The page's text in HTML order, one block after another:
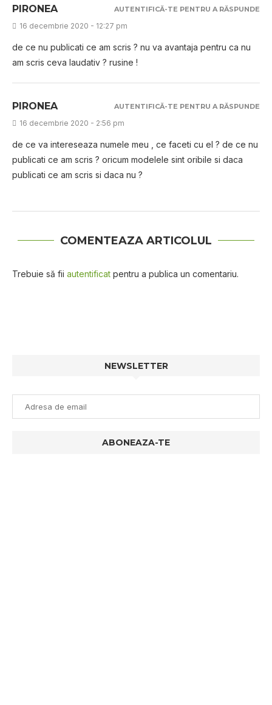
PIRONEA
16 decembrie 2020 - 12:27 pm
de ce nu publicati ce am scris ? nu va avantaja pentru ca nu
am scris ceva laudativ ? rusine !
AUTENTIFICĂ-TE PENTRU A RĂSPUNDE
PIRONEA
16 decembrie 2020 - 2:56 pm
de ce va intereseaza numele meu , ce faceti cu el ? de ce nu
publicati ce am scris ? oricum modelele sint oribile si daca
publicati ce am scris si daca nu ?
AUTENTIFICĂ-TE PENTRU A RĂSPUNDE
COMENTEAZA ARTICOLUL
Trebuie să fii autentificat pentru a publica un comentariu.
NEWSLETTER